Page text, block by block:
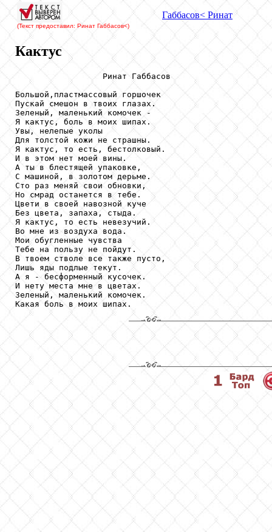
(Текст предоставил: Ринат Габбасов<)
Габбасов< Ринат
Кактус
                  Ринат Габбасов
Большой,пластмассовый горшочек
Пускай смешон в твоих глазах.
Зеленый, маленький комочек -
Я кактус, боль в моих шипах.
Увы, нелепые уколы
Для толстой кожи не страшны.
Я кактус, то есть, бестолковый.
И в этом нет моей вины.
А ты в блестящей упаковке,
С машиной, в золотом дерьме.
Сто раз меняй свои обновки,
Но смрад останется в тебе.
Цвети в своей навозной куче
Без цвета, запаха, стыда.
Я кактус, то есть невезучий.
Во мне из воздуха вода.
Мои обугленные чувства
Тебе на пользу не пойдут.
В твоем стволе все также пусто,
Лишь яды подлые текут.
А я - бесформенный кусочек.
И нету места мне в цветах.
Зеленый, маленький комочек.
Какая боль в моих шипах.